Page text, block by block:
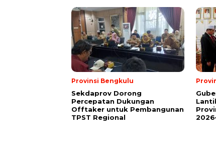
Provinsi Bengkulu
Sekdaprov Dorong
Percepatan Dukungan
Offtaker untuk Pembangunan
TPST Regional